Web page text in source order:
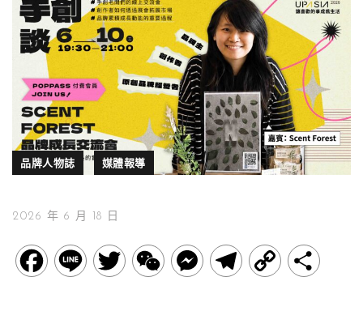
品牌人物誌 媒體報導
2026 年 6 月 18 日
F
L
T
W
M
T
C